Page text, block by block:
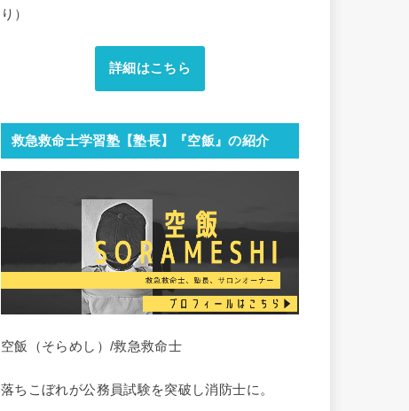
り）
詳細はこちら
救急救命士学習塾【塾長】『空飯』の紹介
空飯（そらめし）/救急救命士
落ちこぼれが公務員試験を突破し消防士に。